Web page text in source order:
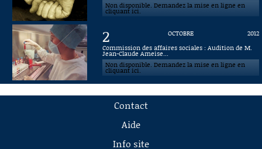
Non disponible. Demandez la mise en ligne en
cliquant ici.
2 OCTOBRE
2012
Commission des affaires sociales : Audition de M.
Jean-Claude Ameise...
Non disponible. Demandez la mise en ligne en
cliquant ici.
Contact
Aide
Info site